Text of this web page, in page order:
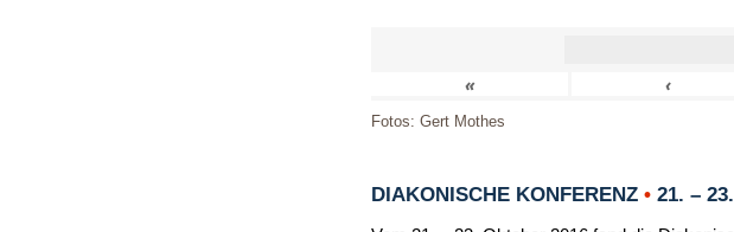
« ‹
Fotos: Gert Mothes
DIAKONISCHE KONFERENZ • 21. –